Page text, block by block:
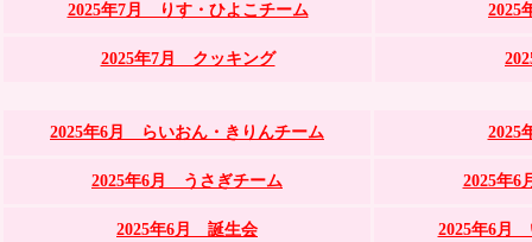
2025年7月 りす・ひよこチーム 2025
2025年7月 クッキング
2025年6月 らいおん・きりんチーム 2025
2025年6月 うさぎチーム 2025年6
2025年6月 誕生会 2025年6月